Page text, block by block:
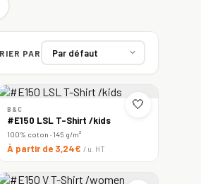
PAR
🤍
B&C
#E150 LSL T-Shirt /kids
100% coton · 145 g/m²
À partir de 3,24€ / u. HT